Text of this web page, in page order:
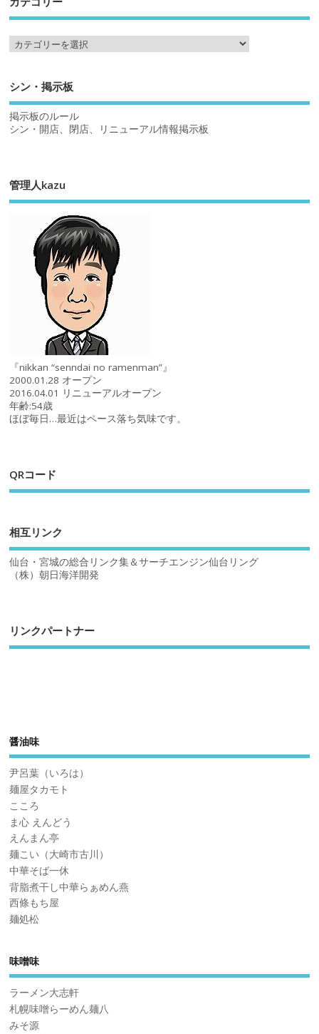
シン・掲示板
掲示板のルール
シン・開店、閉店、リニューアル情報掲示板
管理人kazu
『nikkan “senndai no ramenman”』
2000.01.28 オープン
2016.04.01 リニューアルオープン
年齢:54歳
ほぼ毎日…最近はペース落ち気味です。
QRコード
相互リンク
仙台・宮城の総合リンク集＆サーチエンジン仙台リング
（株）朝日海洋開発
リンクパートナー
醤油味
尹呂葉（いろは）
麺屋タカモト
こころ
ま心 えんどう
えんまん亭
麺こい（大崎市古川）
中華そば一休
背脂煮干し中華らぁめん燕
西條もち屋
麺処松
味噌味
ラーメン大志軒
札幌味噌らーめん麺八
みそ源